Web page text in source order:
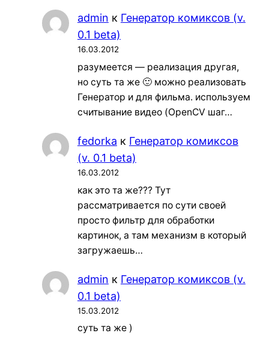
admin к Генератор комиксов (v.
0.1 beta)
16.03.2012
разумеется — реализация другая,
но суть та же 🙂 можно реализовать
Генератор и для фильма. используем
считывание видео (OpenCV шаг…
fedorka к Генератор комиксов
(v. 0.1 beta)
16.03.2012
как это та же??? Тут
рассматривается по сути своей
просто фильтр для обработки
картинок, а там механизм в который
загружаешь…
admin к Генератор комиксов (v.
0.1 beta)
15.03.2012
суть та же )